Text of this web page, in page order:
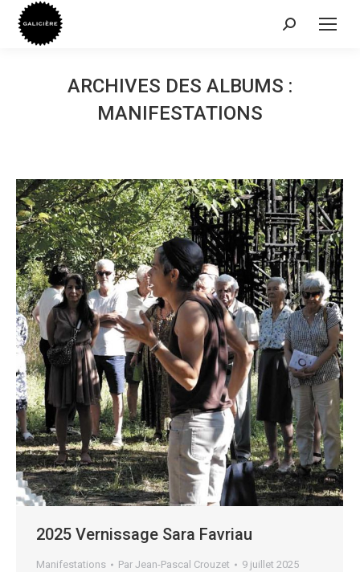
Recherche
ARCHIVES DES ALBUMS :
MANIFESTATIONS
2025 Vernissage Sara Favriau
Manifestations Par Jean-Pascal Crouzet 9 juillet 2025